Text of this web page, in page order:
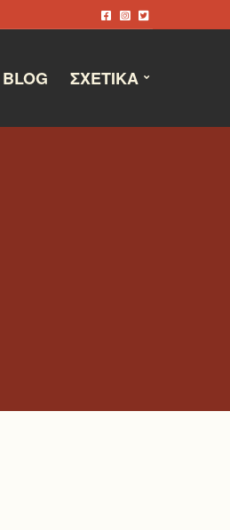
BLOG ΣΧΕΤΙΚΆ